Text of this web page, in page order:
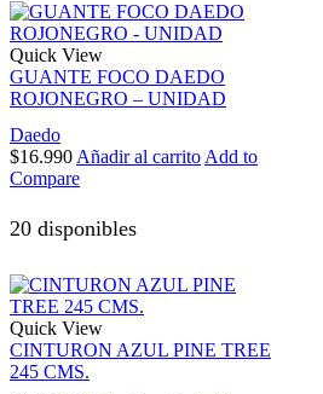
Quick View
GUANTE FOCO DAEDO
ROJONEGRO – UNIDAD
Daedo
$16.990 Añadir al carrito Add to
Compare
20 disponibles
Quick View
CINTURON AZUL PINE TREE
245 CMS.